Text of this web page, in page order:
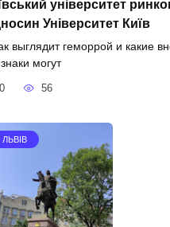
університет
Університет Київ
выглядит геморрой и какие
могут
0 56
ЛЬВІВ